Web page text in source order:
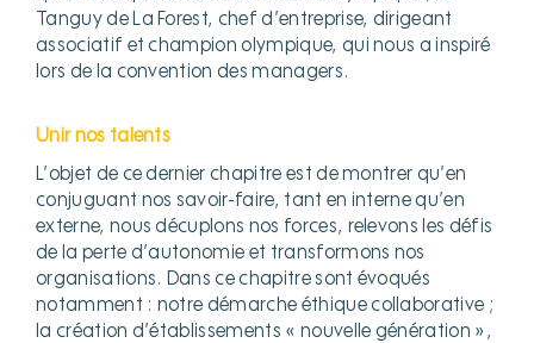
Tanguy de La Forest, chef d’entreprise, dirigeant
associatif et champion olympique, qui nous a inspiré
lors de la convention des managers.
Unir nos talents
L’objet de ce dernier chapitre est de montrer qu’en
conjuguant nos savoir-faire, tant en interne qu’en
externe, nous décuplons nos forces, relevons les défis
de la perte d’autonomie et transformons nos
organisations. Dans ce chapitre sont évoqués
notamment : notre démarche éthique collaborative ;
la création d’établissements « nouvelle génération »,